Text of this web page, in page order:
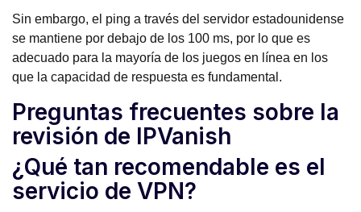
Sin embargo, el ping a través del servidor estadounidense
se mantiene por debajo de los 100 ms, por lo que es
adecuado para la mayoría de los juegos en línea en los
que la capacidad de respuesta es fundamental.
Preguntas frecuentes sobre la
revisión de IPVanish
¿Qué tan recomendable es el
servicio de VPN?